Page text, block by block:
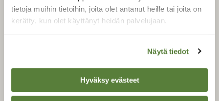
tietoja muihin tietoihin, joita olet antanut heille tai joita on
kerätty, kun olet käyttänyt heidän palvelujaan.
Näytä tiedot
Hyväksy evästeet
SUOJELU­LIITTO
Suomen Luonto -lehden
luonnonsuojelu­liitto.